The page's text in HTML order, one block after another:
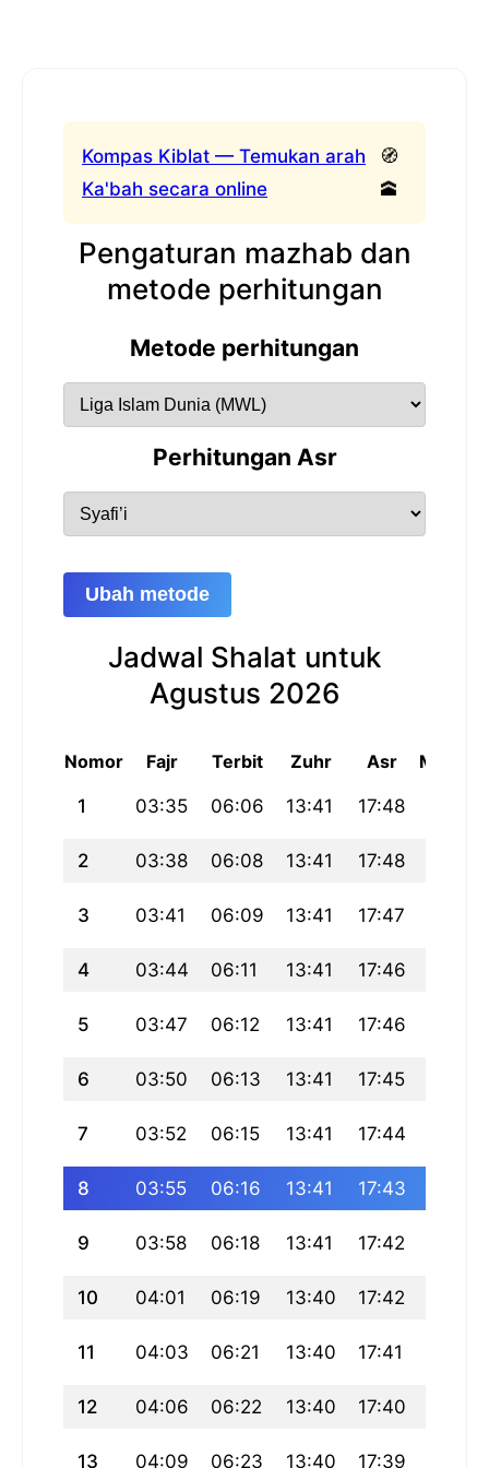
Kompas Kiblat — Temukan arah
Ka'bah secara online
🧭
🕋
Pengaturan mazhab dan
metode perhitungan
Metode perhitungan
Perhitungan Asr
Ubah metode
Jadwal Shalat untuk
Agustus 2026
Nomor Fajr Terbit Zuhr Asr Maghrib
1 03:35 06:06 13:41 17:48
2 03:38 06:08 13:41 17:48
3 03:41 06:09 13:41 17:47
4 03:44 06:11 13:41 17:46
5 03:47 06:12 13:41 17:46
6 03:50 06:13 13:41 17:45
7 03:52 06:15 13:41 17:44
8 03:55 06:16 13:41 17:43
9 03:58 06:18 13:41 17:42
10 04:01 06:19 13:40 17:42
11 04:03 06:21 13:40 17:41
12 04:06 06:22 13:40 17:40
13 04:09 06:23 13:40 17:39